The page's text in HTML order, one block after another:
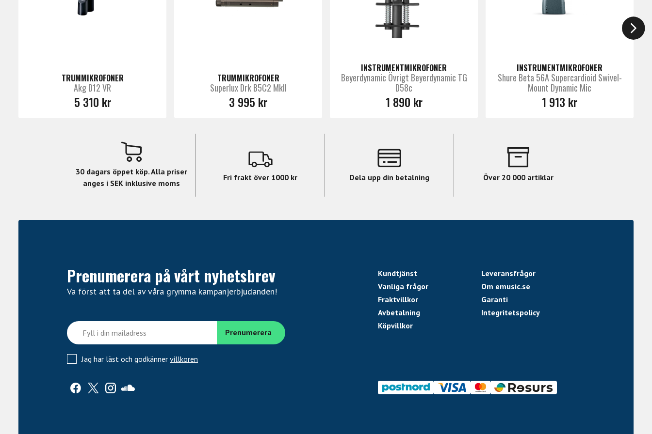
Vikt 198 g
TRUMMIKROFONER
Akg D12 VR
5 310 kr
TRUMMIKROFONER
Superlux Drk B5C2 MkII
3 995 kr
INSTRUMENTMIKROFONER
Beyerdynamic Övrigt Beyerdynamic TG
D58c
1 890 kr
INSTRUMENTMIKROFONER
Shure Beta 56A Supercardioid Swivel-
Mount Dynamic Mic
1 913 kr
30 dagars öppet köp. Alla priser
anges i SEK inklusive moms
Fri frakt över 1000 kr Dela upp din betalning Över 20 000 artiklar
Prenumerera på vårt nyhetsbrev
Va först att ta del av våra grymma kampanjerbjudanden!
Jag har läst och godkänner villkoren
Kundtjänst
Leveransfrågor
Vanliga frågor
Om emusic.se
Fraktvillkor
Garanti
Avbetalning
Integritetspolicy
Köpvillkor